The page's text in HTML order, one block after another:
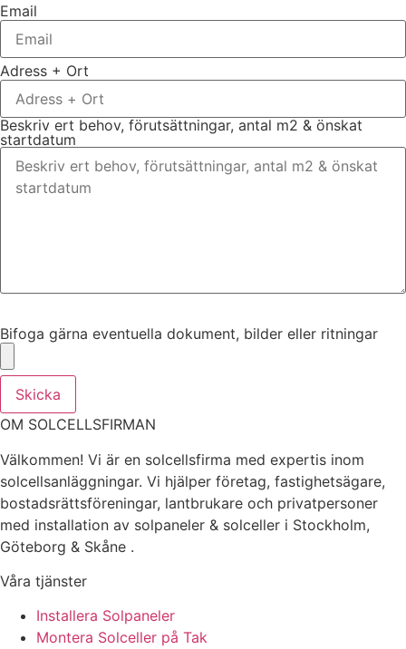
Email
Adress + Ort
Beskriv ert behov, förutsättningar, antal m2 & önskat
startdatum
Bifoga gärna eventuella dokument, bilder eller ritningar
Skicka
OM SOLCELLSFIRMAN
Välkommen! Vi är en solcellsfirma med expertis inom
solcellsanläggningar. Vi hjälper företag, fastighetsägare,
bostadsrättsföreningar, lantbrukare och privatpersoner
med installation av solpaneler & solceller i Stockholm,
Göteborg & Skåne .
Våra tjänster
Installera Solpaneler
Montera Solceller på Tak